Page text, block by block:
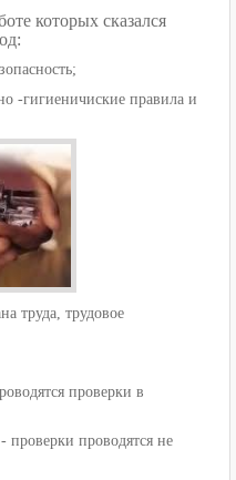
которых сказался
-гигиеничиские правила и
труда, трудовое
проверки в
- проверки проводятся не